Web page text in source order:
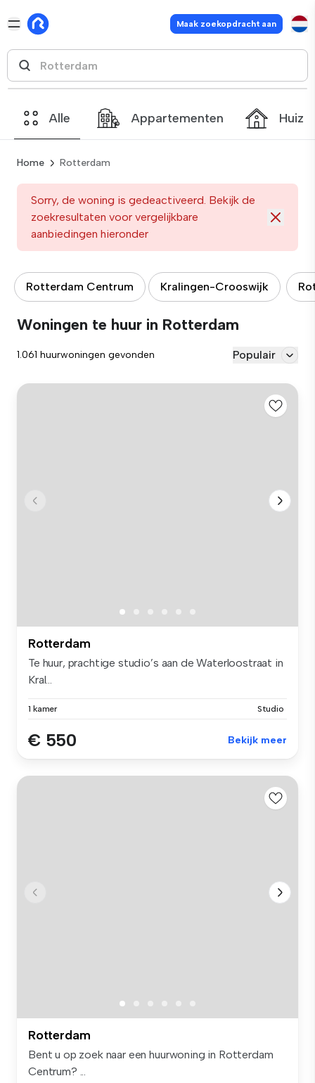
Maak zoekopdracht aan
Alle Appartementen
Home Rotterdam
Sorry, de woning is gedeactiveerd. Bekijk de
zoekresultaten voor vergelijkbare
aanbiedingen hieronder
Rotterdam Centrum Kralingen-Crooswijk
Woningen te huur in Rotterdam
1.061 huurwoningen gevonden Populair
Rotterdam
Te huur, prachtige studio’s aan de Waterloostraat in
Kral...
1 kamer Studio
€ 550 Bekijk meer
Rotterdam
Bent u op zoek naar een huurwoning in Rotterdam
Centrum? ...